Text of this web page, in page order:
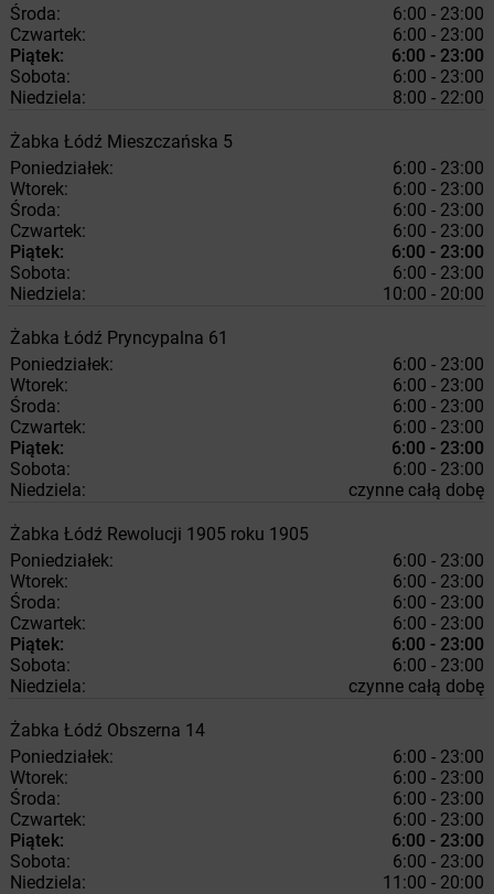
Środa:
6:00 - 23:00
Czwartek:
6:00 - 23:00
Piątek:
6:00 - 23:00
Sobota:
6:00 - 23:00
Niedziela:
8:00 - 22:00
Żabka Łódź Mieszczańska 5
Poniedziałek:
6:00 - 23:00
Wtorek:
6:00 - 23:00
Środa:
6:00 - 23:00
Czwartek:
6:00 - 23:00
Piątek:
6:00 - 23:00
Sobota:
6:00 - 23:00
Niedziela:
10:00 - 20:00
Żabka Łódź Pryncypalna 61
Poniedziałek:
6:00 - 23:00
Wtorek:
6:00 - 23:00
Środa:
6:00 - 23:00
Czwartek:
6:00 - 23:00
Piątek:
6:00 - 23:00
Sobota:
6:00 - 23:00
Niedziela:
czynne całą dobę
Żabka Łódź Rewolucji 1905 roku 1905
Poniedziałek:
6:00 - 23:00
Wtorek:
6:00 - 23:00
Środa:
6:00 - 23:00
Czwartek:
6:00 - 23:00
Piątek:
6:00 - 23:00
Sobota:
6:00 - 23:00
Niedziela:
czynne całą dobę
Żabka Łódź Obszerna 14
Poniedziałek:
6:00 - 23:00
Wtorek:
6:00 - 23:00
Środa:
6:00 - 23:00
Czwartek:
6:00 - 23:00
Piątek:
6:00 - 23:00
Sobota:
6:00 - 23:00
Niedziela:
11:00 - 20:00